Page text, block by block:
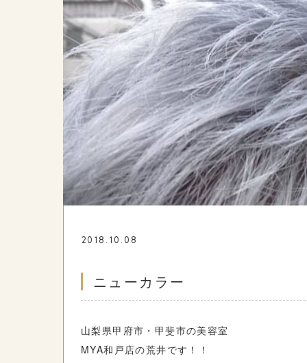
2018.10.08
ニューカラー
山梨県甲府市・甲斐市の美容室
MYA和戸店の荒井です！！